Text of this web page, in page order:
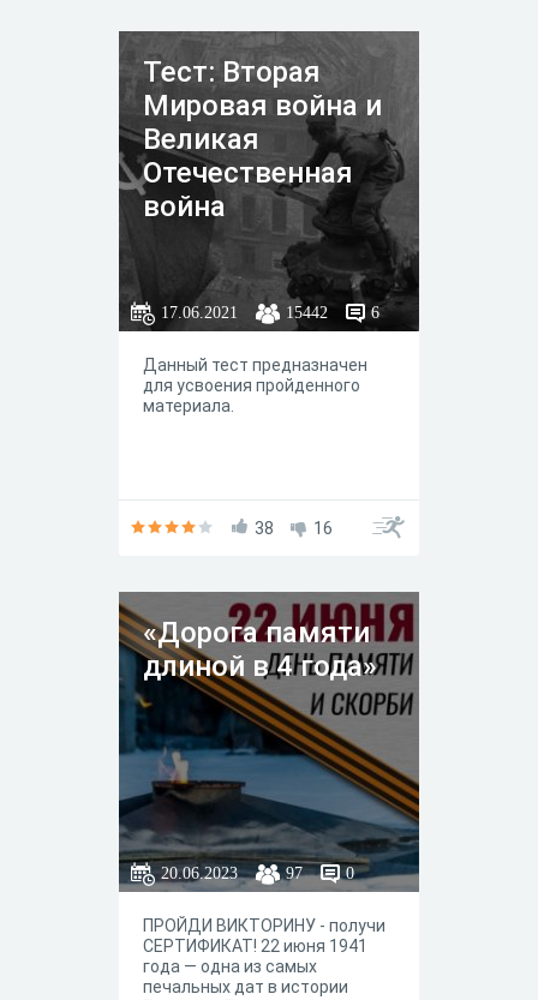
Тест: Вторая
Мировая война и
Великая
Отечественная
война
17.06.2021 15442 6
Данный тест предназначен
для усвоения пройденного
материала.
38 16
«Дорога памяти
длиной в 4 года»
20.06.2023 97 0
ПРОЙДИ ВИКТОРИНУ - получи
СЕРТИФИКАТ! 22 июня 1941
года — одна из самых
печальных дат в истории